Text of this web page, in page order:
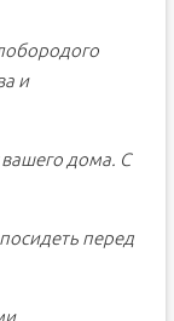
и
вашего дома. С
перед